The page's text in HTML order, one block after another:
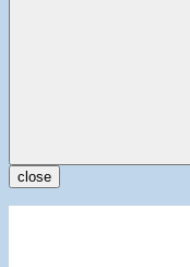
close